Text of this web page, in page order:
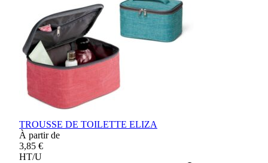
TROUSSE DE TOILETTE ELIZA
À partir de
3,85 €
HT/U